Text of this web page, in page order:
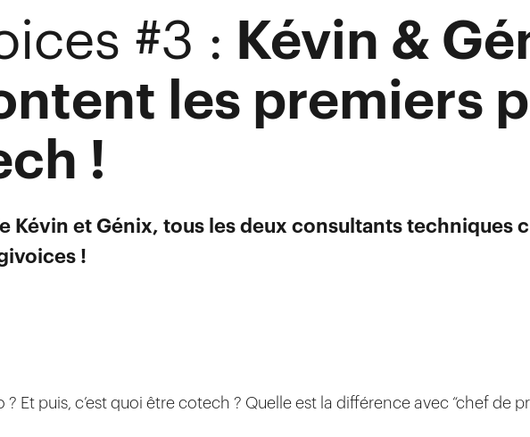
#3 : Kévin &
les premiers
!
Kévin et Génix, tous les deux consultants techniques
!
Et puis, c’est quoi être cotech ? Quelle est la différence avec “chef de